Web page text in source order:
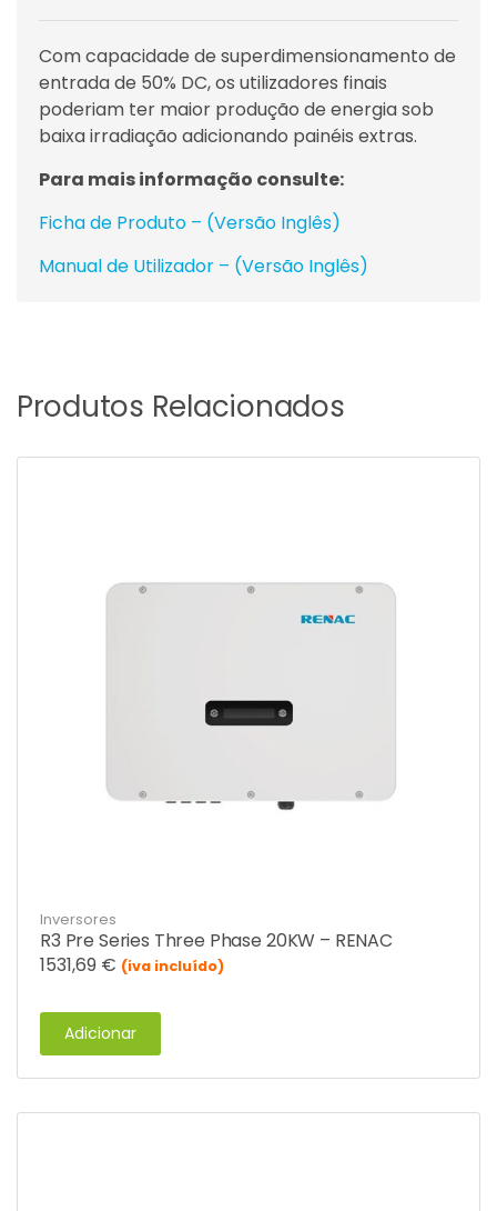
Com capacidade de superdimensionamento de
entrada de 50% DC, os utilizadores finais
poderiam ter maior produção de energia sob
baixa irradiação adicionando painéis extras.
Para mais informação consulte:
Ficha de Produto – (Versão Inglês)
Manual de Utilizador – (Versão Inglês)
Produtos Relacionados
Inversores
R3 Pre Series Three Phase 20KW – RENAC
1531,69 € (iva incluído)
Adicionar